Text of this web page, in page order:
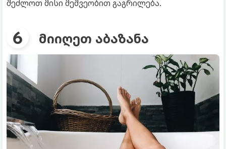
შეძლოთ მისი მეშვეობით გაგრილება.
მიიღეთ აბაზანა